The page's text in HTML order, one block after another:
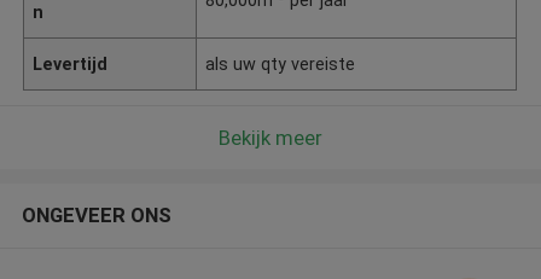
n
Levertijd als uw qty vereiste
Bekijk meer
ONGEVEER ONS